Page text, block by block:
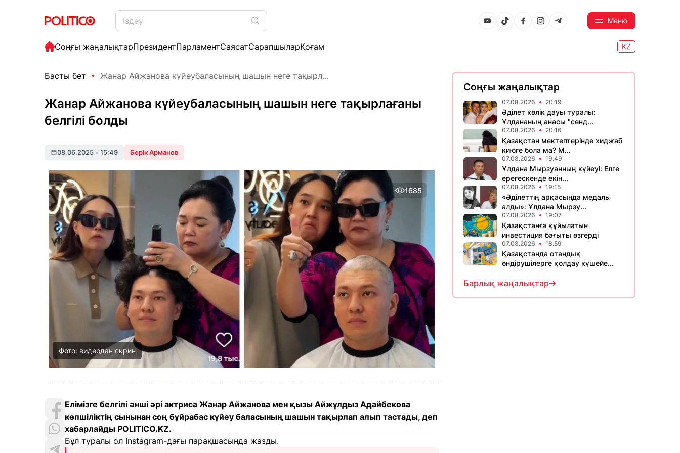
Меню
Соңғы жаңалықтарПрезидентПарламентСаясатСарапшыларҚоғам KZ
Басты бет Жанар Айжанова күйеубаласының шашын неге тақырл...
Жанар Айжанова күйеубаласының шашын неге тақырлағаны
белгілі болды
08.06.2025 • 15:49 Берік Арманов
1685
Фото: видеодан скрин
Елімізге белгілі әнші әрі актриса Жанар Айжанова мен қызы Айжұлдыз Адайбекова
көпшіліктің сынынан соң бұйрабас күйеу баласының шашын тақырлап алып тастады, деп
хабарлайды POLITICO.KZ.
Бұл туралы ол Instagram-дағы парақшасында жазды.
Соңғы жаңалықтар
07.08.2026 20:19
Әділет көлік дауы туралы:
Ұлдананың анасы "сенд...
07.08.2026 20:16
Қазақстан мектептерінде хиджаб
киюге бола ма? М...
07.08.2026 19:49
Ұлдана Мырзуанның күйеуі: Елге
ерегескенде екін...
07.08.2026 19:15
«Әділеттің арқасында медаль
алды»: Ұлдана Мырзу...
07.08.2026 19:07
Қазақстанға құйылатын
инвестиция бағыты өзгерді
07.08.2026 18:59
Қазақстанда отандық
өндірушілерге қолдау күшейе...
Барлық жаңалықтар